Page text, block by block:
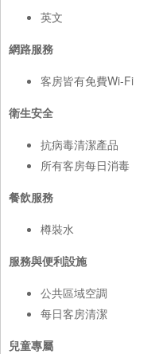
英文
網路服務
客房皆有免費Wi-Fi
衛生安全
抗病毒清潔產品
所有客房每日消毒
餐飲服務
樽裝水
服務與便利設施
公共區域空調
每日客房清潔
兒童專屬